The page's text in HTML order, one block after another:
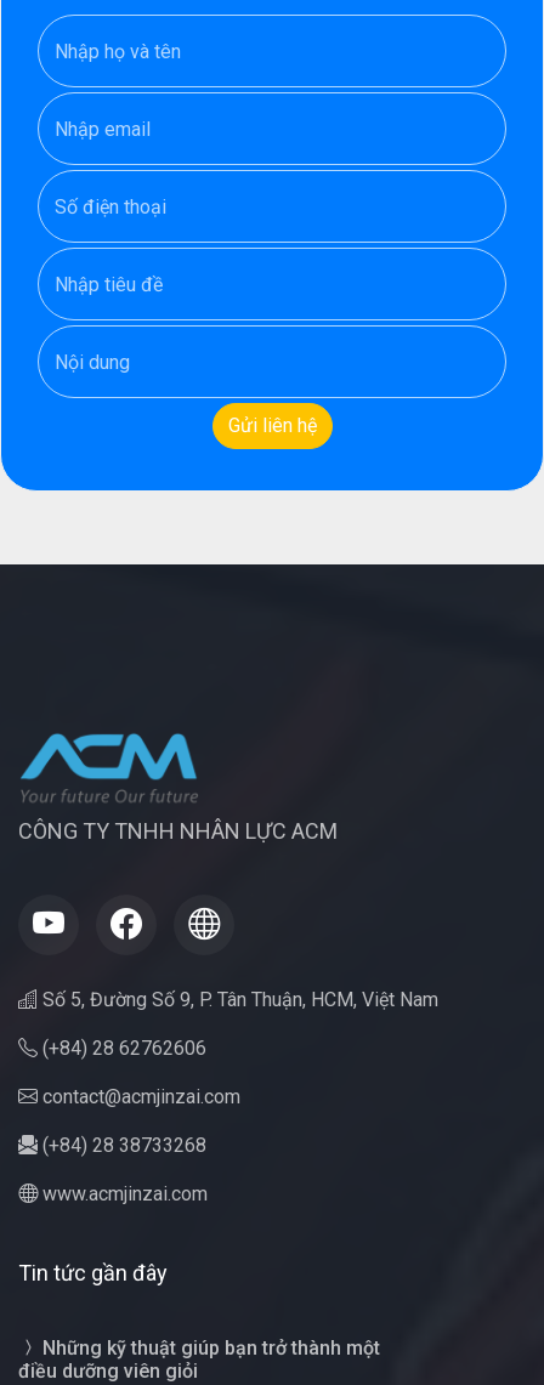
CÔNG TY TNHH NHÂN LỰC ACM
Số 5, Đường Số 9, P. Tân Thuận, HCM, Việt Nam
(+84) 28 62762606
contact@acmjinzai.com
(+84) 28 38733268
www.acmjinzai.com
Tin tức gần đây
Những kỹ thuật giúp bạn trở thành một
điều dưỡng viên giỏi